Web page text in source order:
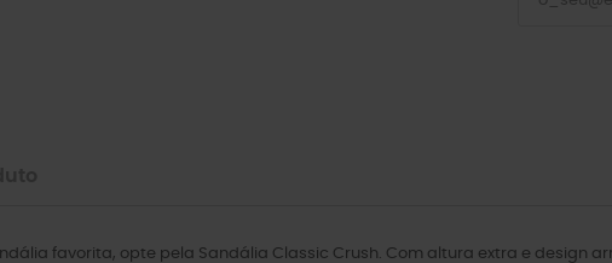
favorita, opte pela Sandália Classic Crush. Com altura extra e design